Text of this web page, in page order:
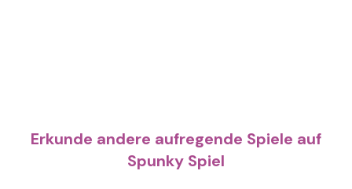
Erkunde andere aufregende Spiele auf
Spunky Spiel